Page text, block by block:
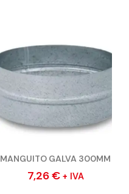
MANGUITO GALVA 300MM
7,26€ + IVA